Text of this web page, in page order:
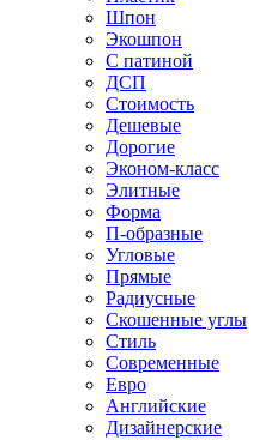
Шпон
Экошпон
С патиной
ДСП
Стоимость
Дешевые
Дорогие
Эконом-класс
Элитные
Форма
П-образные
Угловые
Прямые
Радиусные
Скошенные углы
Стиль
Современные
Евро
Английские
Дизайнерские